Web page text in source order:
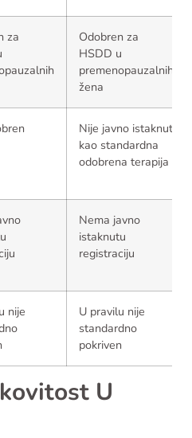
za
Odobren za
HSDD u
premenopauzalnih
žena
Nije javno istaknut
kao standardna
odobrena terapija
Nema javno
istaknutu
registraciju
nije
U pravilu nije
standardno
pokriven
U